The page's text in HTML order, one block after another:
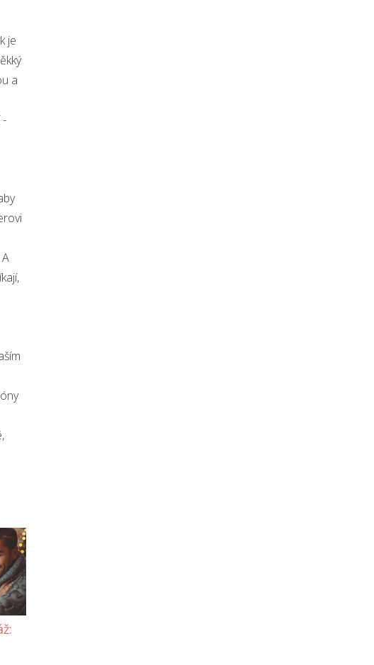
je
a
-